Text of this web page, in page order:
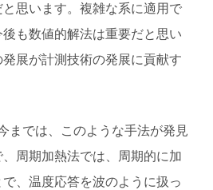
思います。複雑な系に適用で
も数値的解法は重要だと思い
展が計測技術の発展に貢献す
までは、このような手法が発見
周期加熱法では、周期的に加
、温度応答を波のように扱っ